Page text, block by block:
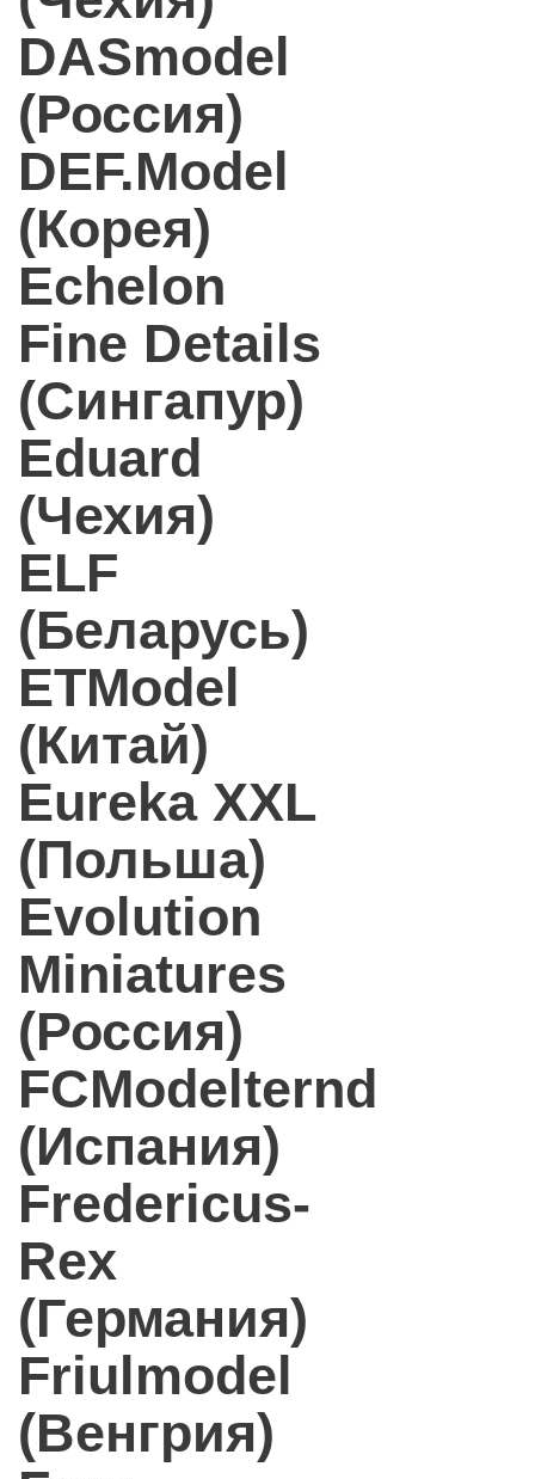
DASmodel
(Россия)
DEF.Model
(Корея)
Echelon
Fine Details
(Сингапур)
Eduard
(Чехия)
ELF
(Беларусь)
ETModel
(Китай)
Eureka XXL
(Польша)
Evolution
Miniatures
(Россия)
FCModelternd
(Испания)
Fredericus-
Rex
(Германия)
Friulmodel
(Венгрия)